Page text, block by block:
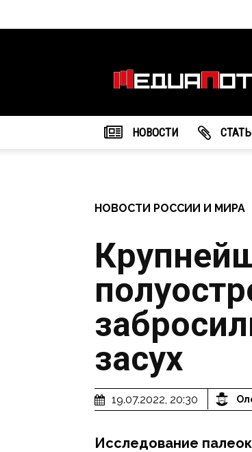
агентство
НОВОСТИ
НОВОСТИ РОССИИ И МИРА
засух
19.07.2022, 20:30
Исследование